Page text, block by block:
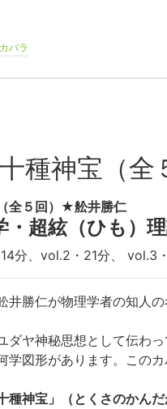
バラ
種神宝（
全５回）★舩井勝仁
・超絃（ひも）
分、vol.2・21分、 vol.3
井勝仁が物理学者の知人
ダヤ神秘思想として伝わ
学図形があります。この
種神宝」（とくさのかんだ